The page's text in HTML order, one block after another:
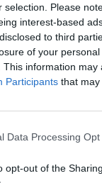
selection. Please
interest-based
to third
of your
This information
Participants that may
Data Processing
opt-out of the
υπάλληλοι
στις
απεργία
και οι